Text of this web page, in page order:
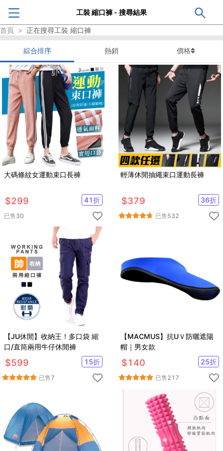
工裝 縮口褲 - 搜尋結果
首頁 > 正在搜尋工裝 縮口褲
綜合排序 熱銷 價格
大碼條紋女運動束口長褲
$299 41折
已售30
輕薄休閒抽繩束口運動長褲
$379 36折
已售532
【JU休閒】收納王！多口袋 縮
口/直筒兩用牛仔休閒褲
$599 15折
已售7
【MACMUS】抗UＶ防曬遮陽
帽｜男女款
$140 25折
已售217